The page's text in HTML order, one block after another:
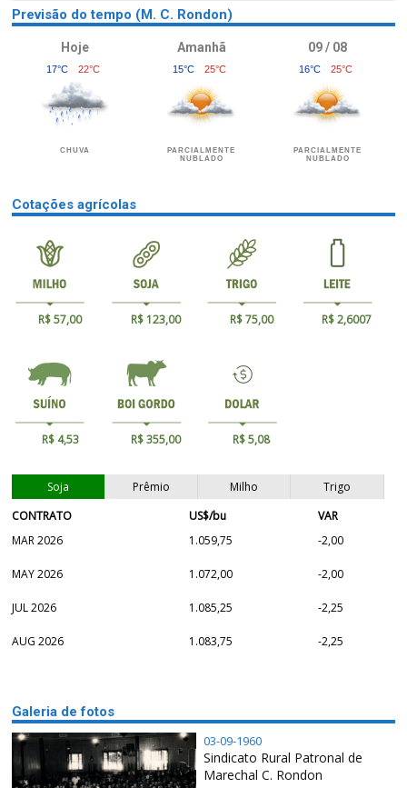
Previsão do tempo (M. C. Rondon)
Hoje
17°C 22°C
CHUVA
Amanhã
15°C 25°C
PARCIALMENTE
NUBLADO
09 / 08
16°C 25°C
PARCIALMENTE
NUBLADO
Cotações agrícolas
R$ 57,00 R$ 123,00 R$ 75,00 R$ 2,6007
R$ 4,53 R$ 355,00 R$ 5,08
Soja Prêmio Milho
Trigo
CONTRATO
US$/bu
VAR
MAR 2026
1.059,75 -2,00
MAY 2026 1.072,00 -2,00
JUL 2026 1.085,25 -2,25
AUG 2026 1.083,75 -2,25
Galeria de fotos
03-09-1960
Sindicato Rural Patronal de
Marechal C. Rondon